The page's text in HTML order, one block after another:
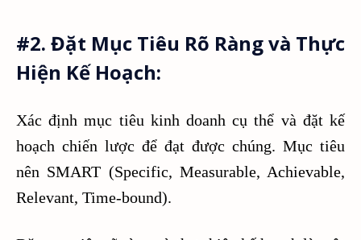
#2. Đặt Mục Tiêu Rõ Ràng và Thực
Hiện Kế Hoạch:
Xác định mục tiêu kinh doanh cụ thể và đặt kế
hoạch chiến lược để đạt được chúng. Mục tiêu
nên SMART (Specific, Measurable, Achievable,
Relevant, Time-bound).